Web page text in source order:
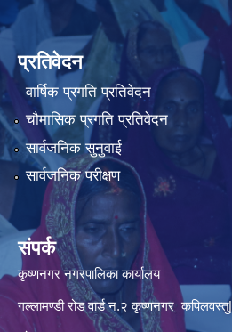
प्रतिवेदन
वार्षिक प्रगति प्रतिवेदन
चौमासिक प्रगति प्रतिवेदन
सार्वजनिक सुनुवाई
सार्वजनिक परीक्षण
संपर्क
कृष्णनगर नगरपालिका कार्यालय
गल्लामण्डी रोड वार्ड न.२ कृष्णनगर कपिलवस्तु|